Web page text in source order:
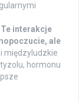
Te interakcje
ale
międzyludzkie
hormonu